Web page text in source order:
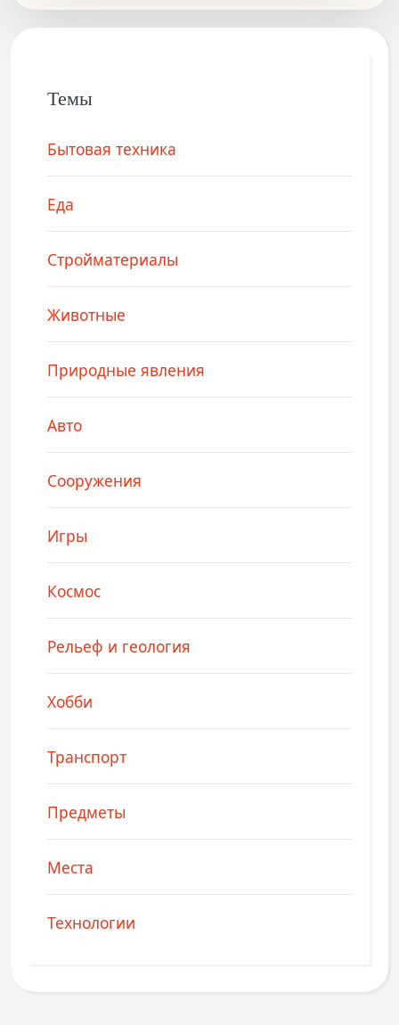
Темы
Бытовая техника
Еда
Стройматериалы
Животные
Природные явления
Авто
Сооружения
Игры
Космос
Рельеф и геология
Хобби
Транспорт
Предметы
Места
Технологии